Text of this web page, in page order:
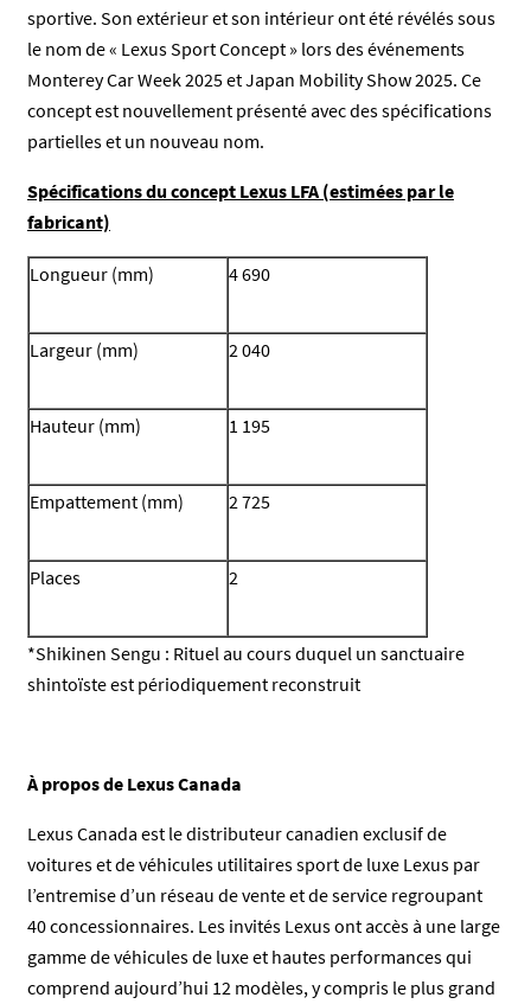
sportive. Son extérieur et son intérieur ont été révélés sous
le nom de « Lexus Sport Concept » lors des événements
Monterey Car Week 2025 et Japan Mobility Show 2025. Ce
concept est nouvellement présenté avec des spécifications
partielles et un nouveau nom.
Spécifications du concept Lexus LFA (estimées par le
fabricant)
Longueur (mm) 4 690
Largeur (mm) 2 040
Hauteur (mm) 1 195
Empattement (mm) 2 725
Places 2
*Shikinen Sengu : Rituel au cours duquel un sanctuaire
shintoïste est périodiquement reconstruit
À propos de Lexus Canada
Lexus Canada est le distributeur canadien exclusif de
voitures et de véhicules utilitaires sport de luxe Lexus par
l’entremise d’un réseau de vente et de service regroupant
40 concessionnaires. Les invités Lexus ont accès à une large
gamme de véhicules de luxe et hautes performances qui
comprend aujourd’hui 12 modèles, y compris le plus grand